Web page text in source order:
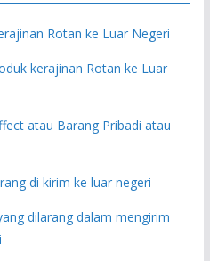
Rotan ke Luar Negeri
kerajinan Rotan ke Luar
atau Barang Pribadi atau
di kirim ke luar negeri
dilarang dalam mengirim